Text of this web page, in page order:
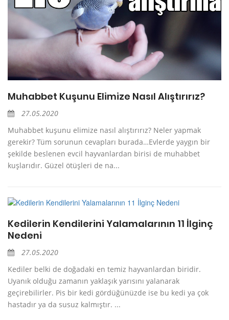
Muhabbet Kuşunu Elimize Nasıl Alıştırırız?
27.05.2020
Muhabbet kuşunu elimize nasıl alıştırırız? Neler yapmak
gerekir? Tüm sorunun cevapları burada…Evlerde yaygın bir
şekilde beslenen evcil hayvanlardan birisi de muhabbet
kuşlarıdır. Güzel ötüşleri de na...
Kedilerin Kendilerini Yalamalarının 11 İlginç
Nedeni
27.05.2020
Kediler belki de doğadaki en temiz hayvanlardan biridir.
Uyanık olduğu zamanın yaklaşık yarısını yalanarak
geçirebilirler. Pis bir kedi gördüğünüzde ise bu kedi ya çok
hastadır ya da susuz kalmıştır. ...